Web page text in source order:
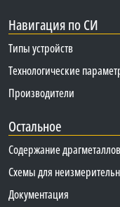
Навигация по СИ
Типы устройств
Технологические
Производители
Остальное
Содержание
Схемы для
Документация